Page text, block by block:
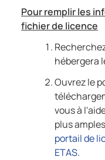
Pour remplir les
fichier de licence
hébergera
Ouvrez le
vous à
plus
portail de
ETAS.